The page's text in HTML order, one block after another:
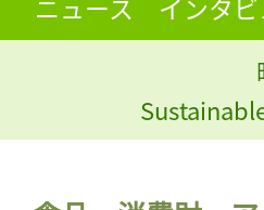
ニュース インタ